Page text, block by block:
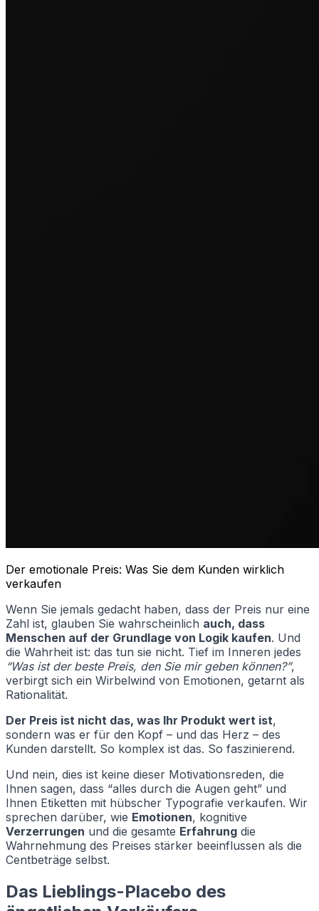
Der emotionale Preis: Was Sie dem Kunden wirklich
verkaufen
Wenn Sie jemals gedacht haben, dass der Preis nur eine
Zahl ist, glauben Sie wahrscheinlich auch, dass
Menschen auf der Grundlage von Logik kaufen. Und
die Wahrheit ist: das tun sie nicht. Tief im Inneren jedes
“Was ist der beste Preis, den Sie mir geben können?”,
verbirgt sich ein Wirbelwind von Emotionen, getarnt als
Rationalität.
Der Preis ist nicht das, was Ihr Produkt wert ist,
sondern was er für den Kopf – und das Herz – des
Kunden darstellt. So komplex ist das. So faszinierend.
Und nein, dies ist keine dieser Motivationsreden, die
Ihnen sagen, dass “alles durch die Augen geht” und
Ihnen Etiketten mit hübscher Typografie verkaufen. Wir
sprechen darüber, wie Emotionen, kognitive
Verzerrungen und die gesamte Erfahrung die
Wahrnehmung des Preises stärker beeinflussen als die
Centbeträge selbst.
Das Lieblings-Placebo des